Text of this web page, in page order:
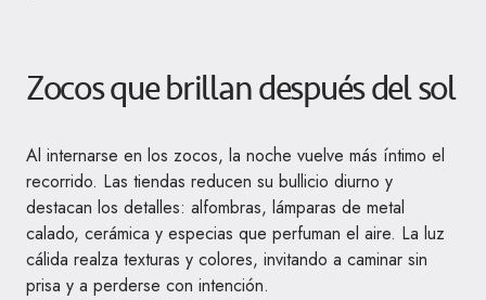
Zocos que brillan después del sol
Al internarse en los zocos, la noche vuelve más íntimo el
recorrido. Las tiendas reducen su bullicio diurno y
destacan los detalles: alfombras, lámparas de metal
calado, cerámica y especias que perfuman el aire. La luz
cálida realza texturas y colores, invitando a caminar sin
prisa y a perderse con intención.